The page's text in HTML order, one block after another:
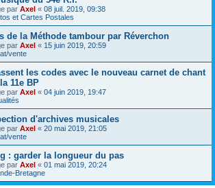
par Axel « 08 juil. 2019, 09:38
et Cartes Postales
de la Méthode tambour par Réverchon
par Axel « 15 juin 2019, 20:59
vente
les codes avec le nouveau carnet de chant
11e BP
par Axel « 04 juin 2019, 19:47
d'archives musicales
par Axel « 20 mai 2019, 21:05
vente
: garder la longueur du pas
par Axel « 01 mai 2019, 20:24
Bretagne